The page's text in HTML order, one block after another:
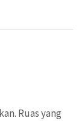
Ruas yang